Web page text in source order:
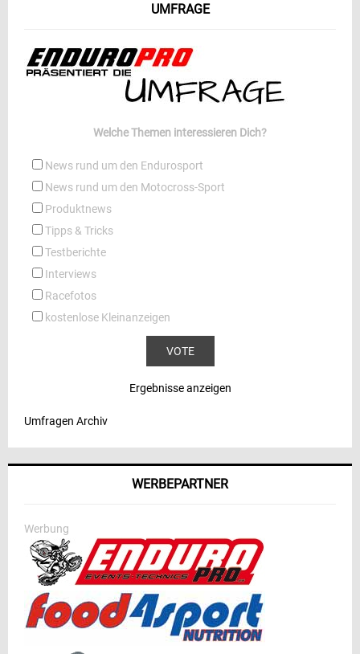
UMFRAGE
Welche Themen interessieren Dich?
News rund um den Endurosport
News rund um den Motocross-Sport
Produktnews
Tipps & Tricks
Testberichte
Interviews
Racefotos
kostenlose Kleinanzeigen
Ergebnisse anzeigen
Umfragen Archiv
WERBEPARTNER
Werbung